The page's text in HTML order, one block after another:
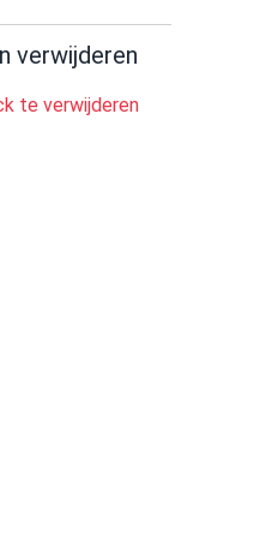
verwijderen
te verwijderen